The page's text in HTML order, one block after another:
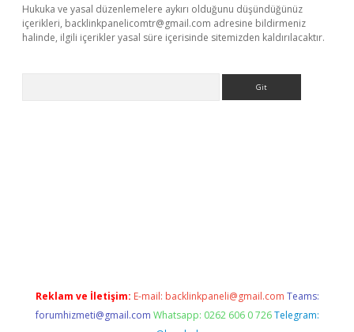
Hukuka ve yasal düzenlemelere aykırı olduğunu düşündüğünüz
içerikleri, backlinkpanelicomtr@gmail.com adresine bildirmeniz
halinde, ilgili içerikler yasal süre içerisinde sitemizden kaldırılacaktır.
Reklam ve İletişim: E-mail: backlinkpaneli@gmail.com Teams:
forumhizmeti@gmail.com Whatsapp: 0262 606 0 726 Telegram: